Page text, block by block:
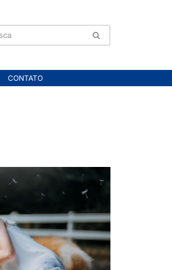
CONTATO